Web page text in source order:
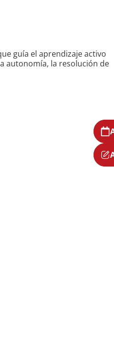
guía el aprendizaje activo
autonomía, la resolución de